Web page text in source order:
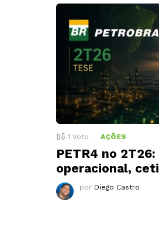
1 Voto AÇÕES
PETR4 no
operacional,
por Diego Castro